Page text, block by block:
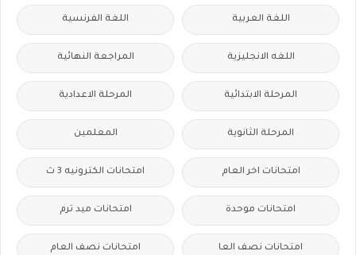
اللغة العربية اللغة الفرنسية
اللغه الانجليزية المراجعة النهائية
المرحلة الابتدائية المرحلة الاعدادية
المرحلة الثانوية المعلمين
امتحانات اخر العام امتحانات الكترونيه 3 ث
امتحانات موحدة امتحانات ميد ترم
امتحانات نصف العا امتحانات نصف العام